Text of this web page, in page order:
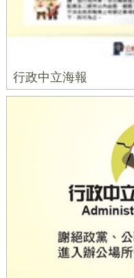
行政中立海報